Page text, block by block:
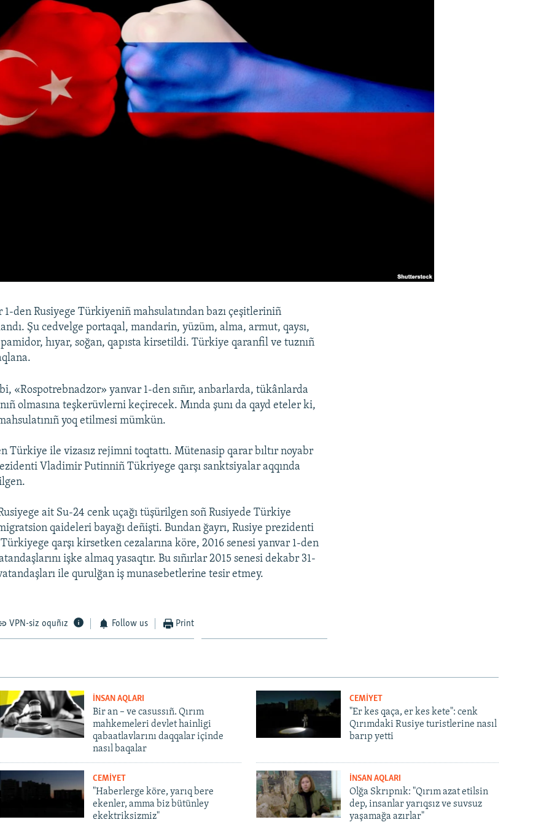
1-den Rusiyege Türkiyeniñ mahsulatından bazı çeşitleriniñ
Şu cedvelge portaqal, mandarin, yüzüm, alma, armut, qaysı,
hıyar, soğan, qapısta kirsetildi. Türkiye qaranfil ve tuznıñ
«Rospotrebnadzor» yanvar 1-den sıñır, anbarlarda, tükânlarda
olmasına teşkerüvlerni keçirecek. Mında şunı da qayd eteler ki,
yoq etilmesi mümkün.
Türkiye ile vizasız rejimni toqtattı. Mütenasip qarar bıltır noyabr
Vladimir Putinniñ Tükriyege qarşı sanktsiyalar aqqında
ait Su-24 cenk uçağı tüşürilgen soñ Rusiyede Türkiye
qaideleri bayağı deñişti. Bundan ğayrı, Rusiye prezidenti
qarşı kirsetken cezalarına köre, 2016 senesi yanvar 1-den
işke almaq yasaqtır. Bu sıñırlar 2015 senesi dekabr 31-
ile qurulğan iş munasebetlerine tesir etmey.
VPN-siz oquñız Follow us Print
İNSAN AQLARI
Bir an – ve casussıñ. Qırım
mahkemeleri devlet hainligi
qabaatlavlarını daqqalar içinde
nasıl baqalar
CEMİYET
"Er kes qaça, er kes kete": cenk
Qırımdaki Rusiye turistlerine nasıl
barıp yetti
CEMİYET
"Haberlerge köre, yarıq bere
ekenler, amma biz bütünley
ekektriksizmiz"
İNSAN AQLARI
Olğa Skrıpnık: "Qırım azat etilsin
dep, insanlar yarıqsız ve suvsuz
yaşamağa azırlar"